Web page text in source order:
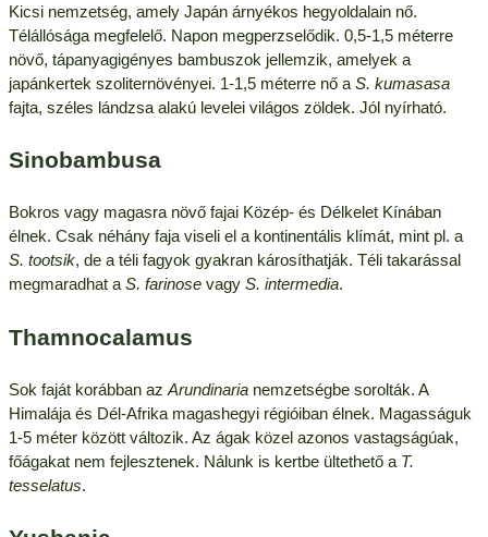
Kicsi nemzetség, amely Japán árnyékos hegyoldalain nő.
Télállósága megfelelő. Napon megperzselődik. 0,5-1,5 méterre
növő, tápanyagigényes bambuszok jellemzik, amelyek a
japánkertek szoliternövényei. 1-1,5 méterre nő a S. kumasasa
fajta, széles lándzsa alakú levelei világos zöldek. Jól nyírható.
Sinobambusa
Bokros vagy magasra növő fajai Közép- és Délkelet Kínában
élnek. Csak néhány faja viseli el a kontinentális klímát, mint pl. a
S. tootsik, de a téli fagyok gyakran károsíthatják. Téli takarással
megmaradhat a S. farinosevagy S. intermedia.
Thamnocalamus
Sok faját korábban az Arundinarianemzetségbe sorolták. A
Himalája és Dél-Afrika magashegyi régióiban élnek. Magasságuk
1-5 méter között változik. Az ágak közel azonos vastagságúak,
főágakat nem fejlesztenek. Nálunk is kertbe ültethető a T.
tesselatus.